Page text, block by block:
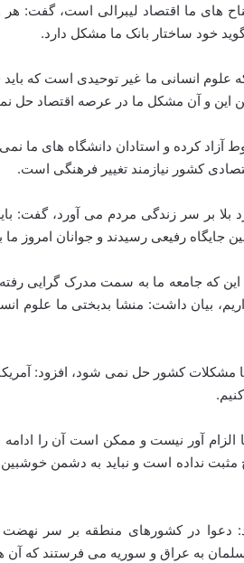
های ما اقتصاد لیبرالی است، گفت:
خود ساختار بانک ما مشکل دارد.
علوم انسانی ما غیر توحیدی است که
این و آن مشکل ما در عرصه اقتصاد حل
آزاد کرده و استادان دانشگاه های ما
کشور نیازمند تغییر فرهنگی است.
بلا بر سر زندگی مردم می آورد، گفت:
رفیعی رسیدند و جوانان امروز ما
که جامعه ما به سمت مدرک گرایی
بیان داشت: منشا بدبختی ما علوم
ها مشکلات کشور حل نمی شود، افزود:
آور نیست و ممکن است آن را
نداده است و نباید به دشمن خوشبین
دعوا در کشورهای منطقه بر سر نهضت
به عراق و سوریه می فرستند که آن